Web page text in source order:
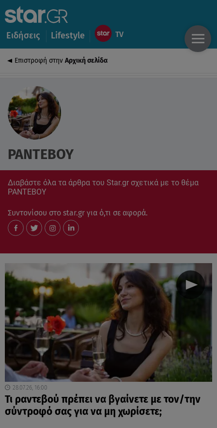
Ειδήσεις Lifestyle
Επιστροφή στην Αρχική σελίδα
ΡΑΝΤΕΒΟΥ
Διαβάστε όλα τα άρθρα του Star.gr σχετικά με το θέμα
ΡΑΝΤΕΒΟΥ
Συντονίσου στο star.gr για ό,τι σε αφορά.
28.07.26, 16:00
Τι ραντεβού πρέπει να βγαίνετε με τον/την
σύντροφό σας για να μη χωρίσετε;